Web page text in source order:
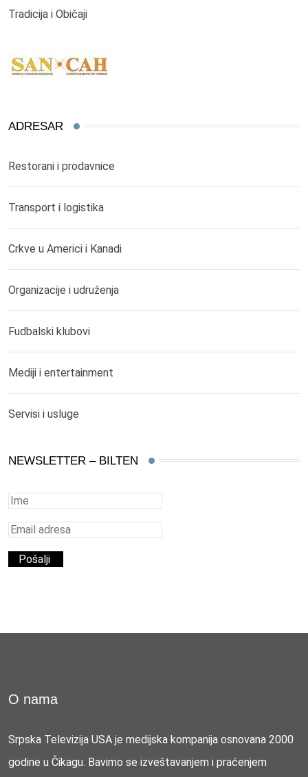
Tradicija i Običaji
ADRESAR
Restorani i prodavnice
Transport i logistika
Crkve u Americi i Kanadi
Organizacije i udruženja
Fudbalski klubovi
Mediji i entertainment
Servisi i usluge
NEWSLETTER – BILTEN
O nama
Srpska Televizija USA je medijska kompanija osnovana 2000
godine u Čikagu. Bavimo se izveštavanjem i praćenjem